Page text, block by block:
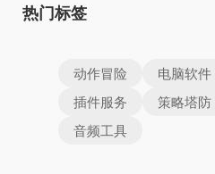
热门标签
动作冒险 电脑软件
插件服务
策略塔防
音频工具